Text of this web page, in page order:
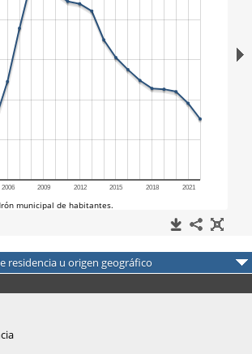
residencia u origen geográfico